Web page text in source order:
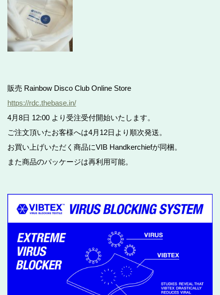
販売 Rainbow Disco Club Online Store
https://rdc.thebase.in/
4月8日 12:00 より受注受付開始いたします。
ご注文頂いたお客様へは4月12日より順次発送。
お買い上げいただく商品にVIB Handkerchiefが同梱。
また商品のパッケージは再利用可能。